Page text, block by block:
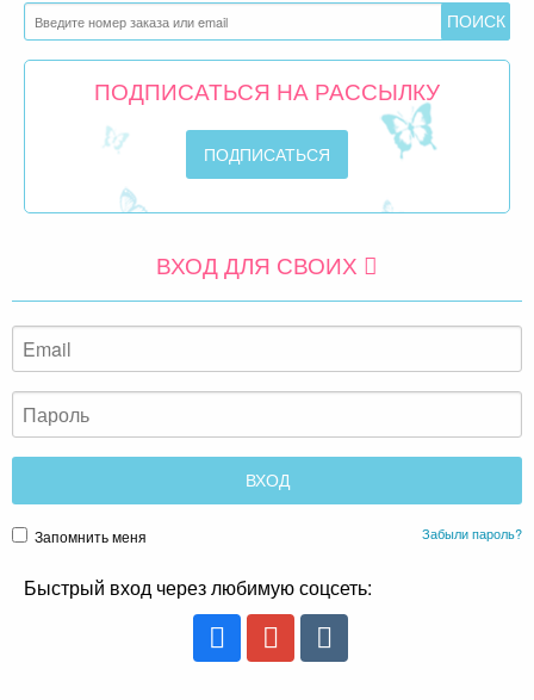
ПОДПИСАТЬСЯ НА РАССЫЛКУ
ВХОД ДЛЯ СВОИХ
Запомнить меня Забыли пароль?
Быстрый вход через любимую соцсеть: